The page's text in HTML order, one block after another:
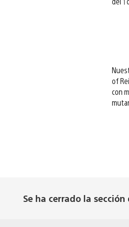
of
con
Se ha cerrado la